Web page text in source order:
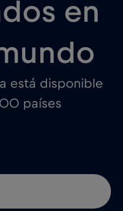
en
está disponible
países